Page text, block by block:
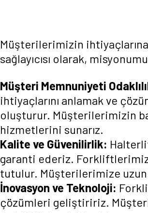
Müşterilerimizin
sağlayıcısı olarak,
Müşteri Memnuniyeti
ihtiyaçlarını anlamak ve
oluşturur. Müşterilerimizin
hizmetlerini sunarız.
Kalite ve Güvenilirlik:
garanti ederiz. Forkliftlerimiz
tutulur. Müşterilerimize uzun
İnovasyon ve Teknoloji:
çözümleri geliştiririz.